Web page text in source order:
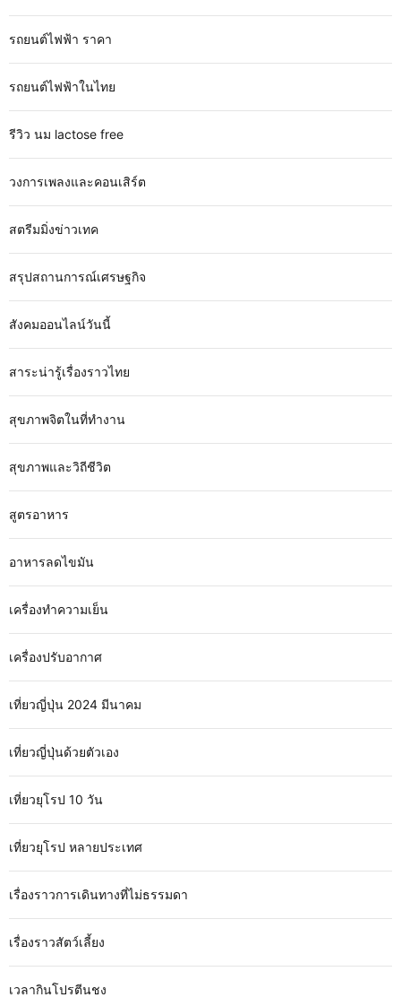
รถยนต์ไฟฟ้า ราคา
รถยนต์ไฟฟ้าในไทย
รีวิว นม lactose free
วงการเพลงและคอนเสิร์ต
สตรีมมิ่งข่าวเทค
สรุปสถานการณ์เศรษฐกิจ
สังคมออนไลน์วันนี้
สาระน่ารู้เรื่องราวไทย
สุขภาพจิตในที่ทำงาน
สุขภาพและวิถีชีวิต
สูตรอาหาร
อาหารลดไขมัน
เครื่องทำความเย็น
เครื่องปรับอากาศ
เที่ยวญี่ปุ่น 2024 มีนาคม
เที่ยวญี่ปุ่นด้วยตัวเอง
เที่ยวยุโรป 10 วัน
เที่ยวยุโรป หลายประเทศ
เรื่องราวการเดินทางที่ไม่ธรรมดา
เรื่องราวสัตว์เลี้ยง
เวลากินโปรตีนชง